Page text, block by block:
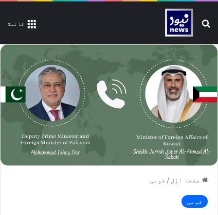
قائمة تلاش کیجیے
صفحۂ اوّل / قومی
قومی